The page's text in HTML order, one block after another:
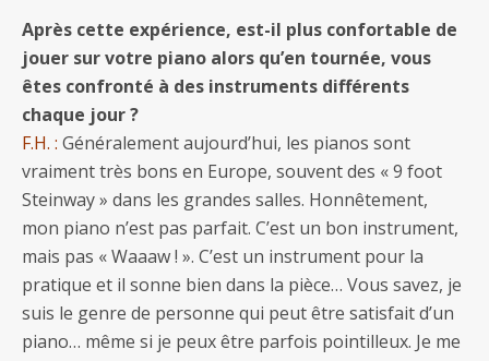
Après cette expérience, est-il plus confortable de
jouer sur votre piano alors qu’en tournée, vous
êtes confronté à des instruments différents
chaque jour ?
F.H. : Généralement aujourd’hui, les pianos sont
vraiment très bons en Europe, souvent des « 9 foot
Steinway » dans les grandes salles. Honnêtement,
mon piano n’est pas parfait. C’est un bon instrument,
mais pas « Waaaw ! ». C’est un instrument pour la
pratique et il sonne bien dans la pièce… Vous savez, je
suis le genre de personne qui peut être satisfait d’un
piano… même si je peux être parfois pointilleux. Je me